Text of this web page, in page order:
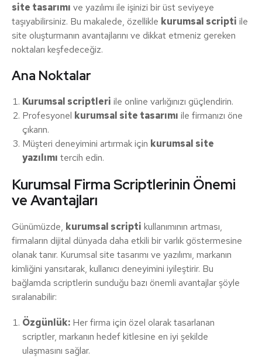
site tasarımı ve yazılımı ile işinizi bir üst seviyeye
taşıyabilirsiniz. Bu makalede, özellikle kurumsal scripti ile
site oluşturmanın avantajlarını ve dikkat etmeniz gereken
noktaları keşfedeceğiz.
Ana Noktalar
Kurumsal scriptleri ile online varlığınızı güçlendirin.
Profesyonel kurumsal site tasarımı ile firmanızı öne
çıkarın.
Müşteri deneyimini artırmak için kurumsal site
yazılımı tercih edin.
Kurumsal Firma Scriptlerinin Önemi
ve Avantajları
Günümüzde, kurumsal scripti kullanımının artması,
firmaların dijital dünyada daha etkili bir varlık göstermesine
olanak tanır. Kurumsal site tasarımı ve yazılımı, markanın
kimliğini yansıtarak, kullanıcı deneyimini iyileştirir. Bu
bağlamda scriptlerin sunduğu bazı önemli avantajlar şöyle
sıralanabilir:
Özgünlük: Her firma için özel olarak tasarlanan
scriptler, markanın hedef kitlesine en iyi şekilde
ulaşmasını sağlar.